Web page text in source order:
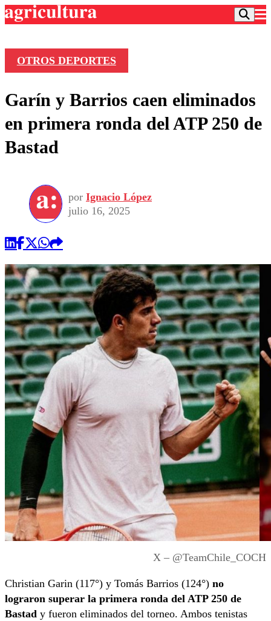
Frecuencias
Agricultura TV
Deportes
Seleccion Chilena
Torneo Internacional
Universidad de Chile
Economía
Internacional
Sustentabilidad
Publicaciones en medios
Opinión
OTROS DEPORTES
Garín y Barrios caen eliminados
en primera ronda del ATP 250 de
Bastad
por Ignacio López
julio 16, 2025
X – @TeamChile_COCH
Christian Garin (117°) y Tomás Barrios (124°) no
lograron superar la primera ronda del ATP 250 de
Bastad y fueron eliminados del torneo. Ambos tenistas